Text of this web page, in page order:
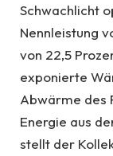
Schwachlicht
Nennleistung
von 22,5
exponierte
Abwärme des
Energie aus
stellt der